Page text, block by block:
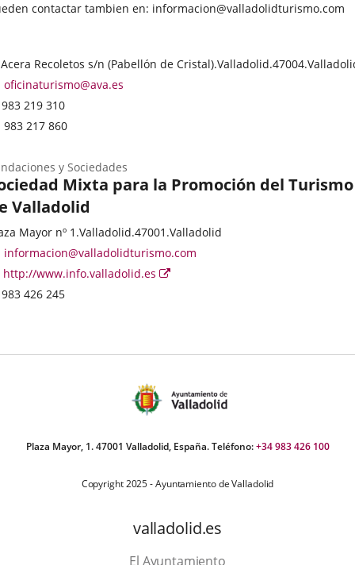
contactar tambien en: informacion@valladolidturismo.com
Recoletos s/n (Pabellón de Cristal).Valladolid.47004.
oficinaturismo@ava.es
983 219 310
983 217 860
Mixta para la Promoción del Turismo
Valladolid
y Sociedades
Mayor nº 1.Valladolid.47001.Valladolid
informacion@valladolidturismo.com
http://www.info.valladolid.es
Enlace
983 426 245
Plaza Mayor, 1. 47001 Valladolid, España. Teléfono:+34 983 426 100
Copyright 2025 - Ayuntamiento de Valladolid
valladolid.es
El Ayuntamiento